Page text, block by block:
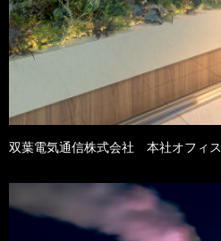
双葉電気通信株式会社 本社オフィス